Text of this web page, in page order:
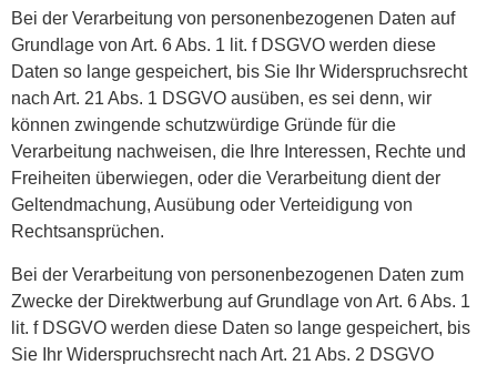
Bei der Verarbeitung von personenbezogenen Daten auf
Grundlage von Art. 6 Abs. 1 lit. f DSGVO werden diese
Daten so lange gespeichert, bis Sie Ihr Widerspruchsrecht
nach Art. 21 Abs. 1 DSGVO ausüben, es sei denn, wir
können zwingende schutzwürdige Gründe für die
Verarbeitung nachweisen, die Ihre Interessen, Rechte und
Freiheiten überwiegen, oder die Verarbeitung dient der
Geltendmachung, Ausübung oder Verteidigung von
Rechtsansprüchen.
Bei der Verarbeitung von personenbezogenen Daten zum
Zwecke der Direktwerbung auf Grundlage von Art. 6 Abs. 1
lit. f DSGVO werden diese Daten so lange gespeichert, bis
Sie Ihr Widerspruchsrecht nach Art. 21 Abs. 2 DSGVO